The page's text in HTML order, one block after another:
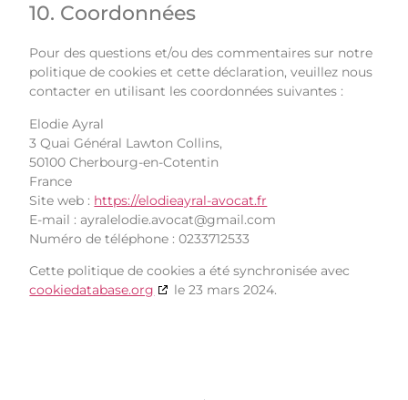
10. Coordonnées
Pour des questions et/ou des commentaires sur notre
politique de cookies et cette déclaration, veuillez nous
contacter en utilisant les coordonnées suivantes :
Elodie Ayral
3 Quai Général Lawton Collins,
50100 Cherbourg-en-Cotentin
France
Site web : https://elodieayral-avocat.fr
E-mail : ayralelodie.avocat@gmail.com
Numéro de téléphone : 0233712533
Cette politique de cookies a été synchronisée avec
cookiedatabase.org
le 23 mars 2024.